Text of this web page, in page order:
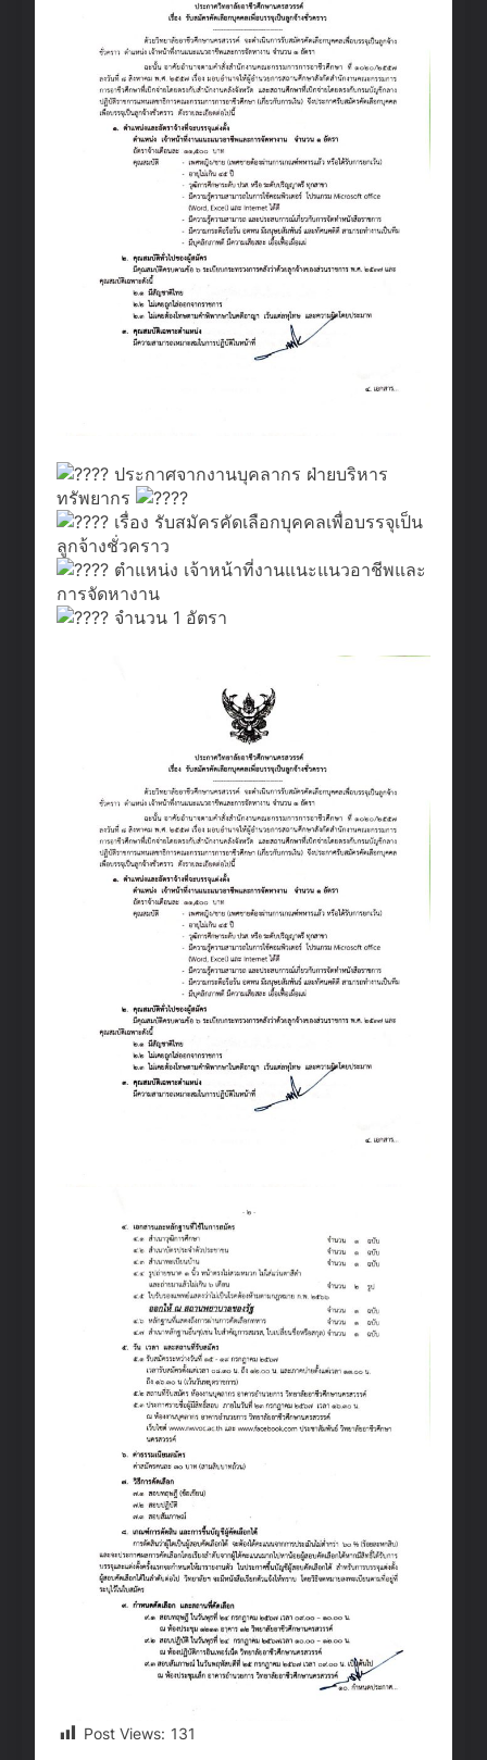
ประกาศจากงานบุคลากร ฝ่ายบริหาร
ทรัพยากร
เรื่อง รับสมัครคัดเลือกบุคคลเพื่อบรรจุเป็น
ลูกจ้างชั่วคราว
ตำแหน่ง เจ้าหน้าที่งานแนะแนวอาชีพและ
การจัดหางาน
จำนวน 1 อัตรา
Post Views: 131